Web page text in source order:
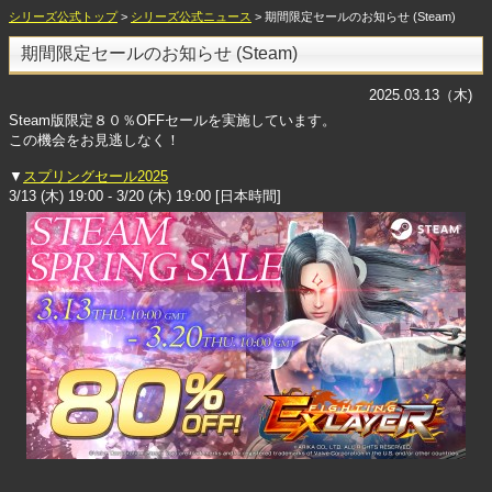
シリーズ公式トップ> シリーズ公式ニュース > 期間限定セールのお知らせ (Steam)
期間限定セールのお知らせ (Steam)
2025.03.13（木)
Steam版限定８０％OFFセールを実施しています。
この機会をお見逃しなく！
▼ スプリングセール2025
3/13 (木) 19:00 - 3/20 (木) 19:00 [日本時間]